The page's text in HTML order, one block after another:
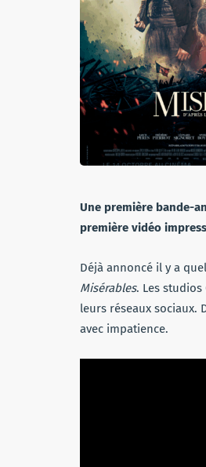
Une première bande-
première vidéo
Déjà annoncé il y a
Misérables. Les
leurs réseaux sociaux.
avec impatience.